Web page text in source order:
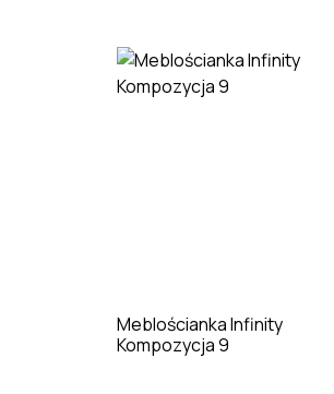
Meblościanka Infinity
Kompozycja 9